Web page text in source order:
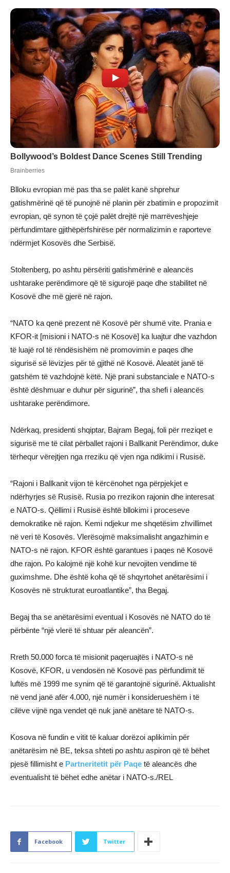
Blloku evropian më pas tha se palët kanë shprehur
gatishmërinë që të punojnë në planin për zbatimin e propozimit
evropian, që synon të çojë palët drejtë një marrëveshjeje
përfundimtare gjithëpërfshirëse për normalizimin e raporteve
ndërmjet Kosovës dhe Serbisë.
Stoltenberg, po ashtu përsëriti gatishmërinë e aleancës
ushtarake perëndimore që të sigurojë paqe dhe stabilitet në
Kosovë dhe më gjerë në rajon.
“NATO ka qenë prezent në Kosovë për shumë vite. Prania e
KFOR-it [misioni i NATO-s në Kosovë] ka luajtur dhe vazhdon
të luajë rol të rëndësishëm në promovimin e paqes dhe
sigurisë së lëvizjes për të gjithë në Kosovë. Aleatët janë të
gatshëm të vazhdojnë këtë. Një prani substanciale e NATO-s
është dëshmuar e duhur për sigurinë”, tha shefi i aleancës
ushtarake perëndimore.
Ndërkaq, presidenti shqiptar, Bajram Begaj, foli për rreziqet e
sigurisë me të cilat përballet rajoni i Ballkanit Perëndimor, duke
tërhequr vërejtjen nga rreziku që vjen nga ndikimi i Rusisë.
“Rajoni i Ballkanit vijon të kërcënohet nga përpjekjet e
ndërhyrjes së Rusisë. Rusia po rrezikon rajonin dhe interesat
e NATO-s. Qëllimi i Rusisë është bllokimi i proceseve
demokratike në rajon. Kemi ndjekur me shqetësim zhvillimet
në veri të Kosovës. Vlerësojmë maksimalisht angazhimin e
NATO-s në rajon. KFOR është garantues i paqes në Kosovë
dhe rajon. Po kalojmë një kohë kur nevojiten vendime të
guximshme. Dhe është koha që të shqyrtohet anëtarësimi i
Kosovës në strukturat euroatlantike”, tha Begaj.
Begaj tha se anëtarësimi eventual i Kosovës në NATO do të
përbënte “një vlerë të shtuar për aleancën”.
Rreth 50.000 forca të misionit paqeruajtës i NATO-s në
Kosovë, KFOR, u vendosën në Kosovë pas përfundimit të
luftës më 1999 me synim që të garantojnë sigurinë. Aktualisht
në vend janë afër 4.000, një numër i konsiderueshëm i të
cilëve vijnë nga vendet që nuk janë anëtare të NATO-s.
Kosova në fundin e vitit të kaluar dorëzoi aplikimin për
anëtarësim në BE, teksa shteti po ashtu aspiron që të bëhet
pjesë fillimisht e Partneritetit për Paqe të aleancës dhe
eventualisht të bëhet edhe anëtar i NATO-s./REL
Facebook Twitter